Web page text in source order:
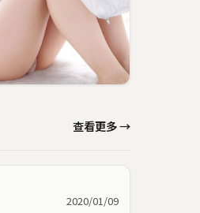
查看更多 →
2020/01/09